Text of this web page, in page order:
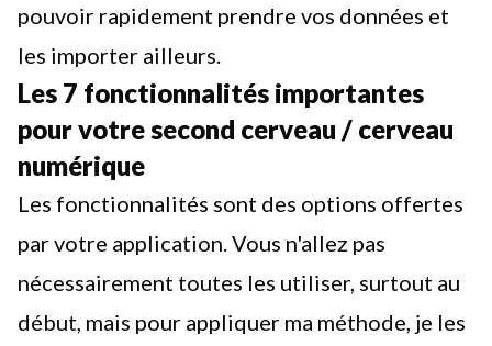
pouvoir rapidement prendre vos données et
les importer ailleurs.
Les 7 fonctionnalités importantes
pour votre second cerveau / cerveau
numérique
Les fonctionnalités sont des options offertes
par votre application. Vous n'allez pas
nécessairement toutes les utiliser, surtout au
début, mais pour appliquer ma méthode , je les